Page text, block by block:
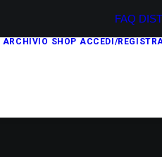
FAQ
ARCHIVIO SHOP ACCEDI/